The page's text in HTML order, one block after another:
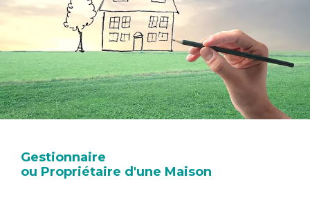
Gestionnaire
ou Propriétaire d'une Maison